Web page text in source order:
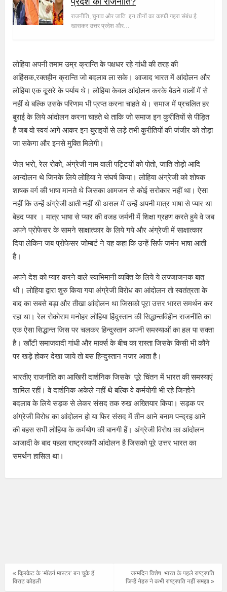
राजनीति, चुनाव और जाति. इन तीनों का काफी गहरा संबंध है.
खासकर उत्तर प्रदेश और…
लोहिया अपनी तमाम उम्र क्रान्ति के पक्षधर रहे गांधी की तरह की
अहिंसक,रक्तहीन क्रान्ति जो बदलाव ला सके। आजाद भारत में आंदोलन और
लोहिया एक दूसरे के पर्याय थे। लोहिया केवल आंदोलन करके बैठने वालों में से
नहीं थे बल्कि उसके परिणाम भी प्रप्त करना चाहते थे। समाज में प्रचलित हर
बुराई के लिये आंदोलन करना चाहते थे ताकि जो समाज इन कुरीतियों से पीड़ित
है जब वो स्वयं आगे आकर इन बुराइयों से लड़े तभी कुरीतियों की जंजीर को तोड़ा
जा सकेगा और इनसे मुक्ति मिलेगी।
जेल भरो, रेल रोको, अंग्रेजी नाम वाली पट्टियों को पोतो, जाति तोड़ो आदि
आन्दोलन थे जिनके लिये लोहिया ने संघर्ष किया। लोहिया अंग्रेजी को शोषक
शाषक वर्ग की भाषा मानते थे जिसका आमजन से कोई सरोकार नहीं था। ऐसा
नहीं कि उन्हें अंग्रेजी आती नहीं थी असल में उन्हें अपनी मात्र भाषा से प्यार था
बेहद प्यार । मात्र भाषा से प्यार की वजह जर्मनी में शिक्षा ग्रहण करते हुये वे जब
अपने प्रोफेसर के सामने साक्षात्कार के लिये गये और अंग्रेजी में साक्षात्कार
दिया लेकिन जब प्रोफेसर जोम्बर्ट ने यह कहा कि उन्हें सिर्फ जर्मन भाषा आती
है।
अपने देश को प्यार करने वाले स्वाभिमानी व्यक्ति के लिये ये लज्जाजनक बात
थी। लोहिया द्वारा शुरु किया गया अंग्रेजी विरोध का आंदोलन तो स्वतंत्रता के
बाद का सबसे बड़ा और तीखा आंदोलन था जिसको पूरा उत्तर भारत समर्थन कर
रहा था। रेल रोकोराम मनोहर लोहिया हिंदुस्तान की सिद्धान्तविहीन राजनीति का
एक ऐसा सिद्धान्त जिस पर चलकर हिन्दुस्तान अपनी समस्याओं का हल पा सक्ता
है। खाँटी समाजवादी गांधी और मार्क्स के बीच का रास्ता जिसके किसी भी कौने
पर खड़े होकर देखा जाये तो बस हिन्दुस्तान नजर आता है।
भारतीए राजनीति का आखिरी दार्शनिक जिसके पूरे चिंतन में भारत की समस्याएं
शामिल रहीं। वे दार्शनिक अकेले नहीं थे बल्कि वे कर्मयोगी भी रहे जिन्होने
बदलाव के लिये सड़क से लेकर संसद तक रुख अख्तियार किया। सड़क पर
अंग्रेजी विरोध का आंदोलन हो या फिर संसद में तीन आने बनाम पन्द्रह आने
की बहस सभी लोहिया के कर्मयोग की बानगी हैं। अंग्रेजी विरोध का आंदोलन
आजादी के बाद पहला राष्ट्रव्यापी आंदोलन है जिसको पूरे उत्तर भारत का
समर्थन हासिल था।
जन्मदिन विशेष: भारत के पहले राष्ट्रपति
जिन्हें नेहरु ने कभी राष्ट्रपति नहीं समझा »
« क्रिकेट के ‘मॉडर्न मास्टर’ बन चुके हैं
विराट कोहली